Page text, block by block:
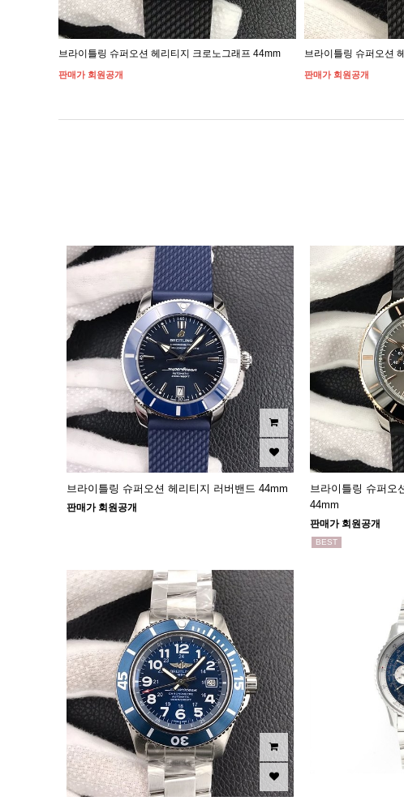
브라이틀링 슈퍼오션 헤리티지 크로노그래프 44mm
판매가 회원공개
브라이틀링 슈퍼오션
판매가 회원공개
브라이틀링 슈퍼오션 헤리티지 러버밴드 44mm
판매가 회원공개
브라이틀링 슈퍼오
44mm
판매가 회원공개
BEST